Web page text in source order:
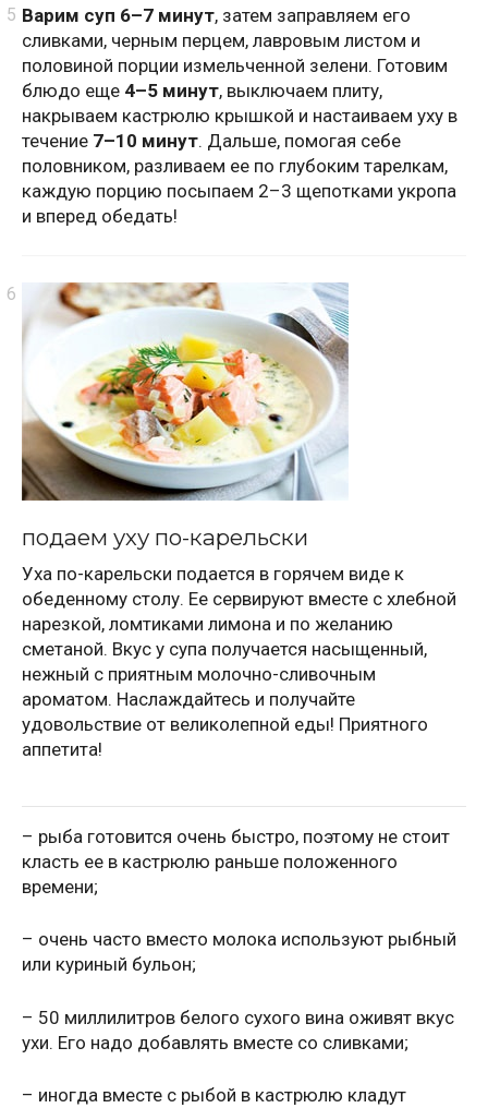
Варим суп 6–7 минут, затем заправляем его
сливками, черным перцем, лавровым листом и
половиной порции измельченной зелени. Готовим
блюдо еще 4–5 минут, выключаем плиту,
накрываем кастрюлю крышкой и настаиваем уху в
течение 7–10 минут. Дальше, помогая себе
половником, разливаем ее по глубоким тарелкам,
каждую порцию посыпаем 2–3 щепотками укропа
и вперед обедать!
подаем уху по-карельски
Уха по-карельски подается в горячем виде к
обеденному столу. Ее сервируют вместе с хлебной
нарезкой, ломтиками лимона и по желанию
сметаной. Вкус у супа получается насыщенный,
нежный с приятным молочно-сливочным
ароматом. Наслаждайтесь и получайте
удовольствие от великолепной еды! Приятного
аппетита!
– рыба готовится очень быстро, поэтому не стоит
класть ее в кастрюлю раньше положенного
времени;
– очень часто вместо молока используют рыбный
или куриный бульон;
– 50 миллилитров белого сухого вина оживят вкус
ухи. Его надо добавлять вместе со сливками;
– иногда вместе с рыбой в кастрюлю кладут